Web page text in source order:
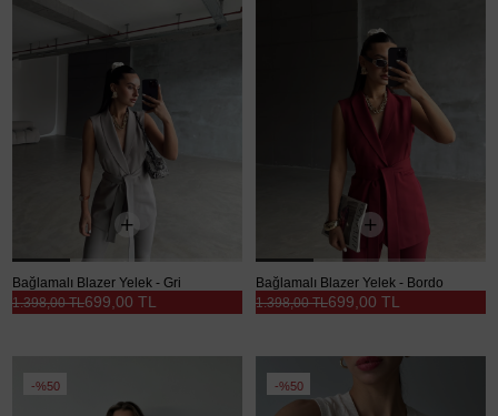
Bağlamalı Blazer Yelek - Gri
699,00 TL
1.398,00 TL
Bağlamalı Blazer Yelek - Bordo
699,00 TL
1.398,00 TL
%50 %50